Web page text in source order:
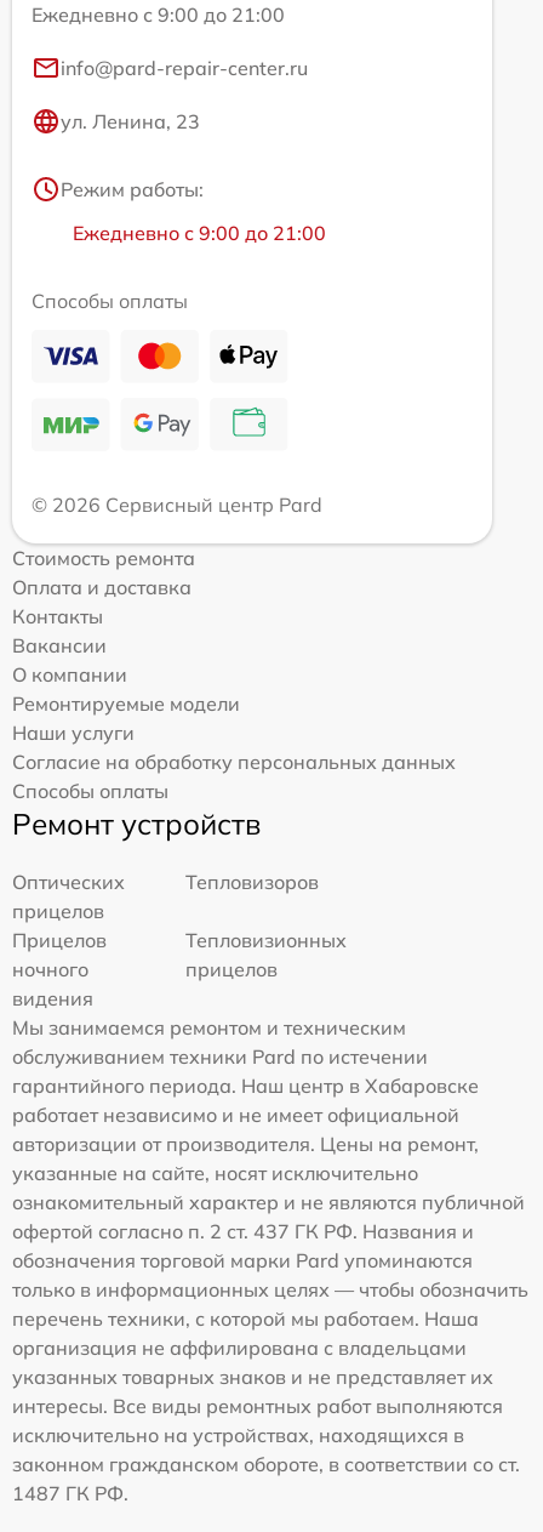
Ежедневно с 9:00 до 21:00
info@pard-repair-center.ru
ул. Ленина, 23
Режим работы:
Ежедневно с 9:00 до 21:00
Способы оплаты
© 2026 Сервисный центр Pard
Стоимость ремонта
Оплата и доставка
Контакты
Вакансии
О компании
Ремонтируемые модели
Наши услуги
Согласие на обработку персональных данных
Способы оплаты
Ремонт устройств
Оптических
прицелов
Тепловизоров
Прицелов
ночного
видения
Тепловизионных
прицелов
Мы занимаемся ремонтом и техническим
обслуживанием техники Pard по истечении
гарантийного периода. Наш центр в Хабаровске
работает независимо и не имеет официальной
авторизации от производителя. Цены на ремонт,
указанные на сайте, носят исключительно
ознакомительный характер и не являются публичной
офертой согласно п. 2 ст. 437 ГК РФ. Названия и
обозначения торговой марки Pard упоминаются
только в информационных целях — чтобы обозначить
перечень техники, с которой мы работаем. Наша
организация не аффилирована с владельцами
указанных товарных знаков и не представляет их
интересы. Все виды ремонтных работ выполняются
исключительно на устройствах, находящихся в
законном гражданском обороте, в соответствии со ст.
1487 ГК РФ.